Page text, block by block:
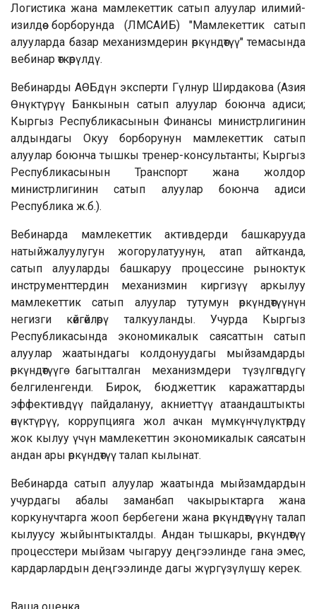
Логистика жана мамлекеттик сатып алуулар илимий-
изилдөө борборунда (ЛМСАИБ) "Мамлекеттик сатып
алууларда базар механизмдерин өркүндөтүү" темасында
вебинар өткөрүлдү.
Вебинарды АӨБдүн эксперти Гүлнур Ширдакова (Азия
Өнүктүрүү Банкынын сатып алуулар боюнча адиси;
Кыргыз Республикасынын Финансы министрлигинин
алдындагы Окуу борборунун мамлекеттик сатып
алуулар боюнча тышкы тренер-консультанты; Кыргыз
Республикасынын Транспорт жана жолдор
министрлигинин сатып алуулар боюнча адиси
Республика ж.б.).
Вебинарда мамлекеттик активдерди башкарууда
натыйжалуулугун жогорулатуунун, атап айтканда,
сатып алууларды башкаруу процессине рыноктук
инструменттердин механизмин киргизүү аркылуу
мамлекеттик сатып алуулар тутумун өркүндөтүүнүн
негизги көйгөйлөрү талкууланды. Учурда Кыргыз
Республикасында экономикалык саясаттын сатып
алуулар жаатындагы колдонуудагы мыйзамдарды
өркүндөтүүгө багытталган механизмдери түзүлгөндүгү
белгиленгенди. Бирок, бюджеттик каражаттарды
эффективдүү пайдалануу, акниеттүү атаандаштыкты
өнүктүрүү, коррупцияга жол ачкан мүмкүнчүлүктөрдү
жок кылуу үчүн мамлекеттин экономикалык саясатын
андан ары өркүндөтүү талап кылынат.
Вебинарда сатып алуулар жаатында мыйзамдардын
учурдагы абалы заманбап чакырыктарга жана
коркунучтарга жооп бербегени жана өркүндөтүүнү талап
кылуусу жыйынтыкталды. Андан тышкары, өркүндөтүү
процесстери мыйзам чыгаруу деңгээлинде гана эмес,
кардарлардын деңгээлинде дагы жүргүзүлүшү керек.
Ваша оценка